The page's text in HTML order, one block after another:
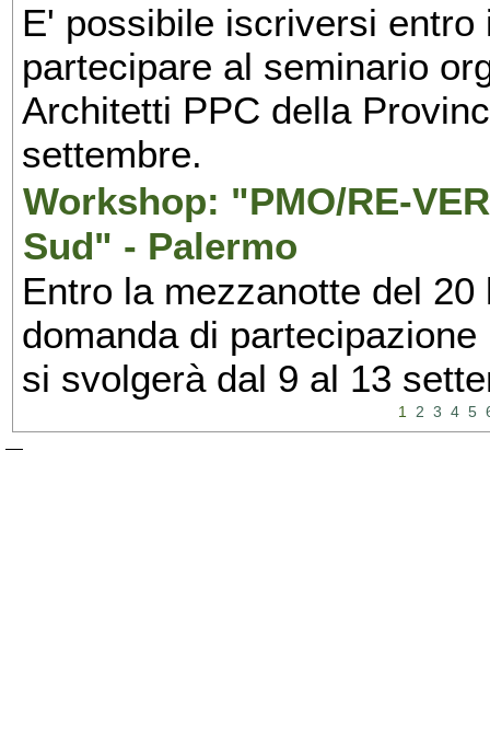
E' possibile iscriversi
partecipare al seminario
Architetti PPC della
settembre.
Workshop: "PMO/RE-
Sud" - Palermo
Entro la mezzanotte del
domanda di
si svolgerà dal 9 al 13
1 2 3 4 5